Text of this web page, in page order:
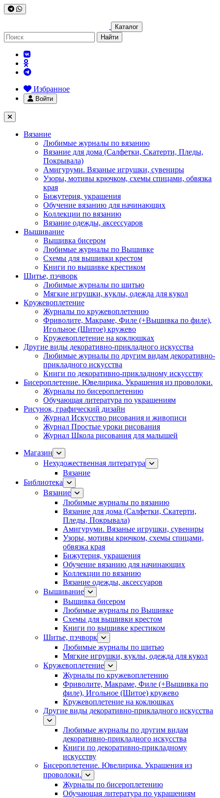
Каталог
Найти
Избранное
Войти
Вязание
Любимые журналы по вязанию
Вязание для дома (Салфетки, Скатерти, Пледы,
Покрывала)
Амигуруми. Вязаные игрушки, сувениры
Узоры, мотивы крючком, схемы спицами, обвязка
края
Бижутерия, украшения
Обучение вязанию для начинающих
Коллекции по вязанию
Вязание одежды, аксессуаров
Вышивание
Вышивка бисером
Любимые журналы по Вышивке
Схемы для вышивки крестом
Книги по вышивке крестиком
Шитье, пэчворк
Любимые журналы по шитью
Мягкие игрушки, куклы, одежда для кукол
Кружевоплетение
Журналы по кружевоплетению
Фриволите, Макраме, Филе (+Вышивка по филе),
Игольное (Шитое) кружево
Кружевоплетение на коклюшках
Другие виды декоративно-прикладного искусства
Любимые журналы по другим видам декоративно-
прикладного искусства
Книги по декоративно-прикладному искусству
Бисероплетение. Ювелирика. Украшения из проволоки.
Журналы по бисероплетению
Обучающая литература по украшениям
Рисунок, графический дизайн
Журнал Искусство рисования и живописи
Журнал Простые уроки рисования
Журнал Школа рисования для малышей
Магазин
Нехудожественная литература
Вязание
Библиотека
Вязание
Любимые журналы по вязанию
Вязание для дома (Салфетки, Скатерти,
Пледы, Покрывала)
Амигуруми. Вязаные игрушки, сувениры
Узоры, мотивы крючком, схемы спицами,
обвязка края
Бижутерия, украшения
Обучение вязанию для начинающих
Коллекции по вязанию
Вязание одежды, аксессуаров
Вышивание
Вышивка бисером
Любимые журналы по Вышивке
Схемы для вышивки крестом
Книги по вышивке крестиком
Шитье, пэчворк
Любимые журналы по шитью
Мягкие игрушки, куклы, одежда для кукол
Кружевоплетение
Журналы по кружевоплетению
Фриволите, Макраме, Филе (+Вышивка по
филе), Игольное (Шитое) кружево
Кружевоплетение на коклюшках
Другие виды декоративно-прикладного искусства
Любимые журналы по другим видам
декоративно-прикладного искусства
Книги по декоративно-прикладному
искусству
Бисероплетение. Ювелирика. Украшения из
проволоки.
Журналы по бисероплетению
Обучающая литература по украшениям